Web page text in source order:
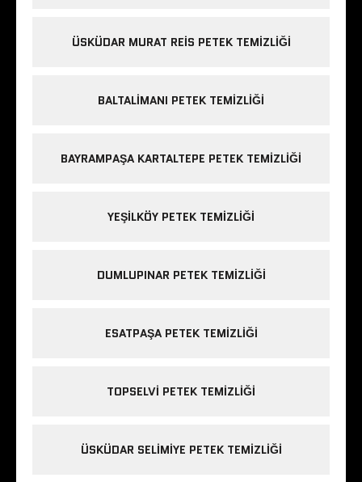
ÜSKÜDAR MURAT REIS PETEK TEMIZLIĞI
BALTALIMANI PETEK TEMIZLIĞI
BAYRAMPAŞA KARTALTEPE PETEK TEMIZLIĞI
YEŞILKÖY PETEK TEMIZLIĞI
DUMLUPINAR PETEK TEMIZLIĞI
ESATPAŞA PETEK TEMIZLIĞI
TOPSELVI PETEK TEMIZLIĞI
ÜSKÜDAR SELIMIYE PETEK TEMIZLIĞI